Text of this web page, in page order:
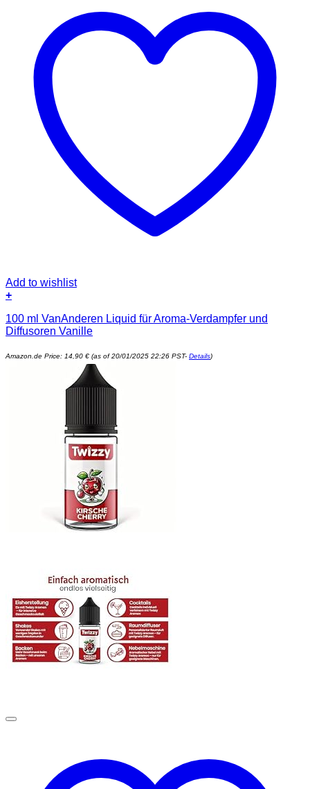
Add to wishlist
+
100 ml VanAnderen Liquid für Aroma-Verdampfer und
Diffusoren Vanille
Amazon.de Price: 14,90 € (as of 20/01/2025 22:26 PST- Details)